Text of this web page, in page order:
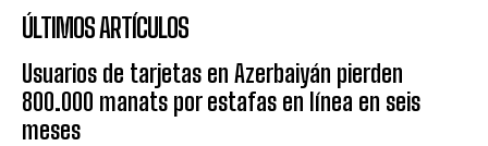
ÚLTIMOS ARTÍCULOS
Usuarios de tarjetas en Azerbaiyán pierden
800.000 manats por estafas en línea en seis
meses